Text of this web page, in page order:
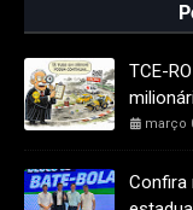
TCE-
março
Confira